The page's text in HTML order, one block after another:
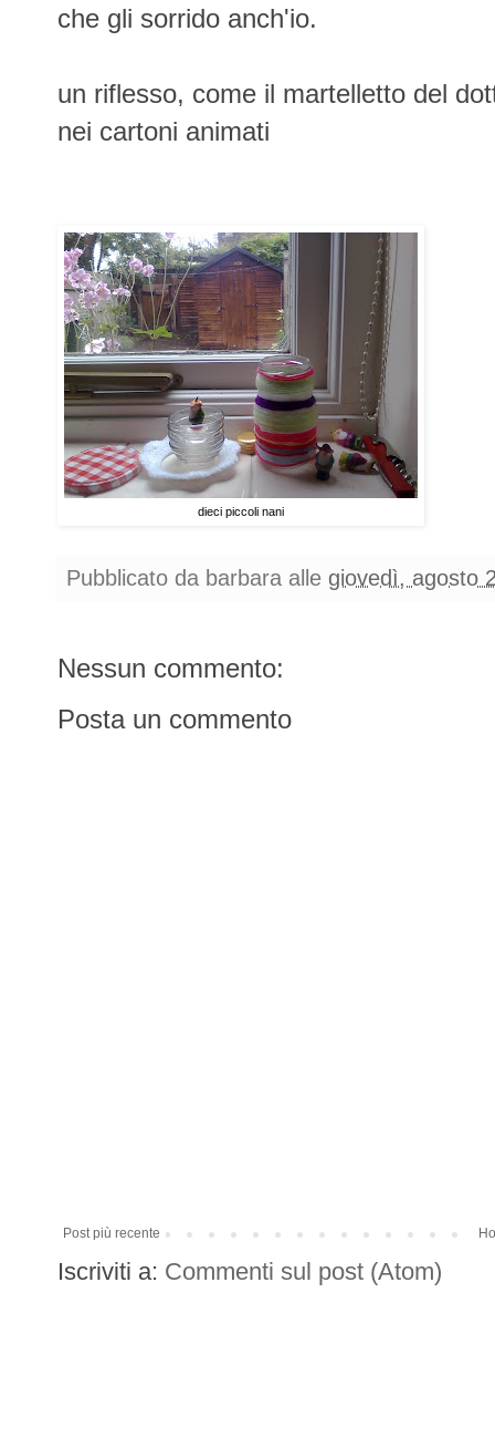
che gli sorrido anch'io.
un riflesso, come il martelletto del
nei cartoni animati
dieci piccoli nani
Pubblicato da barbara alle giovedì, agosto
Nessun commento:
Posta un commento
Post più recente
Iscriviti a: Commenti sul post (Atom)